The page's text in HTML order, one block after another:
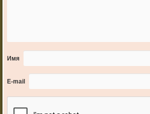
Имя
E-mail